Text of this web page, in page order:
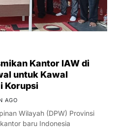
Kantor IAW di
untuk Kawal
Korupsi
AGO
Wilayah (DPW) Provinsi
baru Indonesia